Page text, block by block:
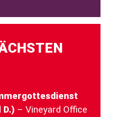
–Vineyard Office